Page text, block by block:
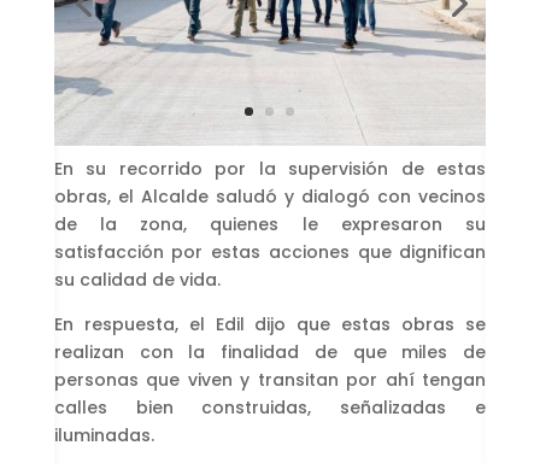
En su recorrido por la supervisión de estas
obras, el Alcalde saludó y dialogó con vecinos
de la zona, quienes le expresaron su
satisfacción por estas acciones que dignifican
su calidad de vida.
En respuesta, el Edil dijo que estas obras se
realizan con la finalidad de que miles de
personas que viven y transitan por ahí tengan
calles bien construidas, señalizadas e
iluminadas.